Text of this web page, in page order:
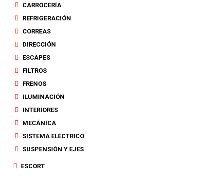
CARROCERÍA
REFRIGERACIÓN
CORREAS
DIRECCIÓN
ESCAPES
FILTROS
FRENOS
ILUMINACIÓN
INTERIORES
MECÁNICA
SISTEMA ELÉCTRICO
SUSPENSIÓN Y EJES
ESCORT